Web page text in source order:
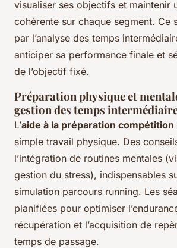
visualiser ses objectifs et maintenir
cohérente sur chaque segment. Ce
par l’analyse des temps
anticiper sa performance finale et
de l’objectif fixé.
Préparation physique et
gestion des temps
L’aide à la préparation compétition
simple travail physique. Des
l’intégration de routines mentales
gestion du stress), indispensables
simulation parcours running. Les
planifiées pour optimiser
récupération et l’acquisition de
temps de passage.